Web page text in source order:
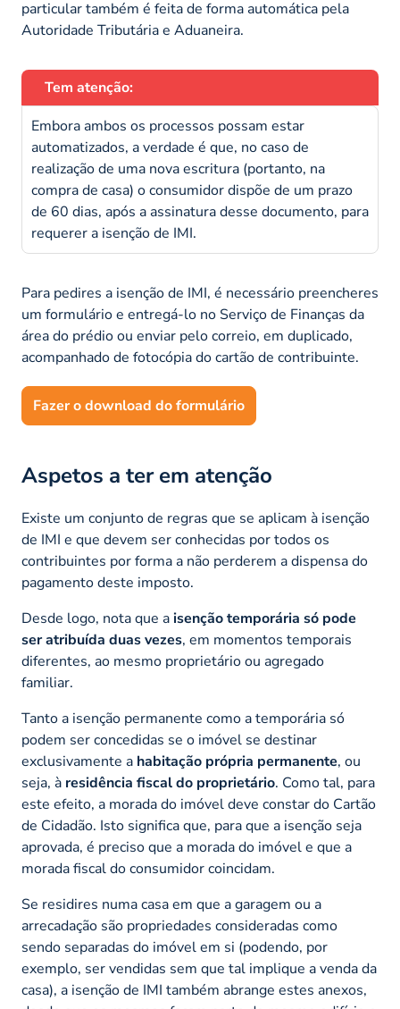
particular também é feita de forma automática pela
Autoridade Tributária e Aduaneira.
Tem atenção:
Embora ambos os processos possam estar
automatizados, a verdade é que, no caso de
realização de uma nova escritura (portanto, na
compra de casa) o consumidor dispõe de um prazo
de 60 dias, após a assinatura desse documento, para
requerer a isenção de IMI.
Para pedires a isenção de IMI, é necessário preencheres
um formulário e entregá-lo no Serviço de Finanças da
área do prédio ou enviar pelo correio, em duplicado,
acompanhado de fotocópia do cartão de contribuinte.
Fazer o download do formulário
Aspetos a ter em atenção
Existe um conjunto de regras que se aplicam à isenção
de IMI e que devem ser conhecidas por todos os
contribuintes por forma a não perderem a dispensa do
pagamento deste imposto.
Desde logo, nota que a isenção temporária só pode
ser atribuída duas vezes, em momentos temporais
diferentes, ao mesmo proprietário ou agregado
familiar.
Tanto a isenção permanente como a temporária só
podem ser concedidas se o imóvel se destinar
exclusivamente a habitação própria permanente, ou
seja, à residência fiscal do proprietário. Como tal, para
este efeito, a morada do imóvel deve constar do Cartão
de Cidadão. Isto significa que, para que a isenção seja
aprovada, é preciso que a morada do imóvel e que a
morada fiscal do consumidor coincidam.
Se residires numa casa em que a garagem ou a
arrecadação são propriedades consideradas como
sendo separadas do imóvel em si (podendo, por
exemplo, ser vendidas sem que tal implique a venda da
casa), a isenção de IMI também abrange estes anexos,